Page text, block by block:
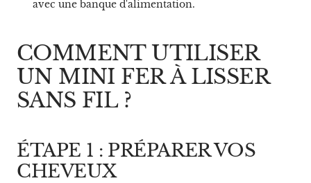
avec une banque d'alimentation.
COMMENT UTILISER
UN MINI FER À LISSER
SANS FIL ?
ÉTAPE 1 : PRÉPARER VOS
CHEVEUX